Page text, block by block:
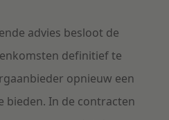
advies besloot de
definitief te
opnieuw een
bieden. In de contracten